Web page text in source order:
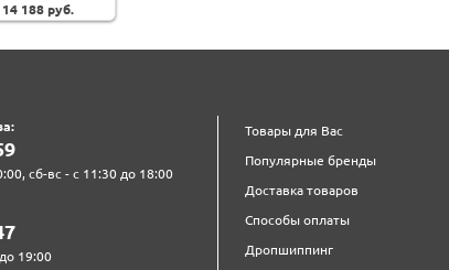
14 188руб.
сб-вс - с 11:30 до 18:00
19:00
Товары для Вас
Популярные бренды
Доставка товаров
Способы оплаты
Дропшиппинг